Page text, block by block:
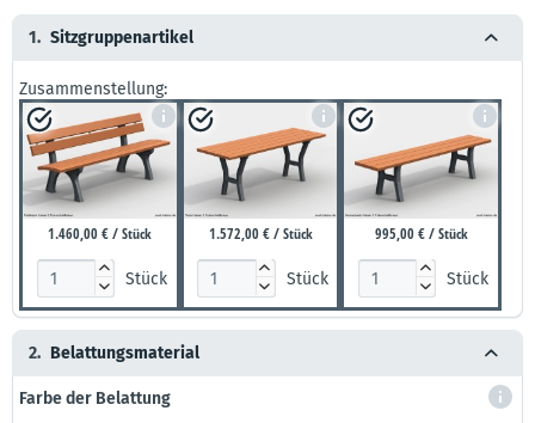
1. Sitzgruppenartikel
Zusammenstellung:
1.460,00 € / Stück

 Stück
1.572,00 € / Stück

 Stück
995,00 € / Stück

 Stück
2. Belattungsmaterial
Farbe der Belattung